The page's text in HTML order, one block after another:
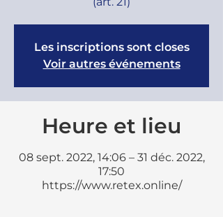
Les inscriptions sont closes
Voir autres événements
Heure et lieu
08 sept. 2022, 14:06 – 31 déc. 2022,
17:50
https://www.retex.online/